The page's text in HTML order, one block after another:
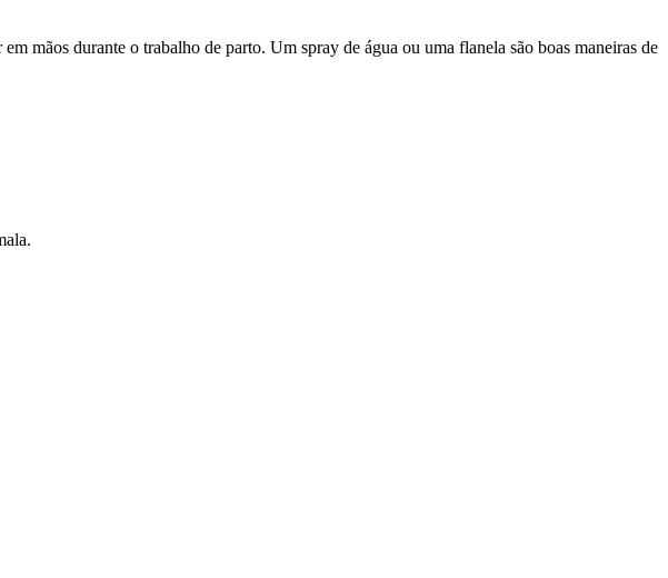
mãos durante o trabalho de parto. Um spray de água ou uma flanela são boas maneiras de